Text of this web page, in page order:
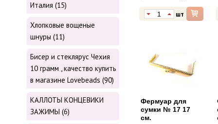
Италия (15)
Хлопковые вощеные
шнуры (11)
Бисер и стеклярус Чехия
10 грамм , качество купить
в магазине Lovebeads (90)
КАЛЛОТЫ КОНЦЕВИКИ
ЗАЖИМЫ (6)
шт
Фермуар для
сумки № 17 17
см.